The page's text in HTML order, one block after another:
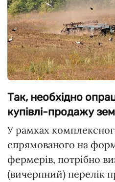
Так, необхідно
купівлі-продажу
У рамках
спрямованого на
фермерів, потрібно
(вичерпний) перелік